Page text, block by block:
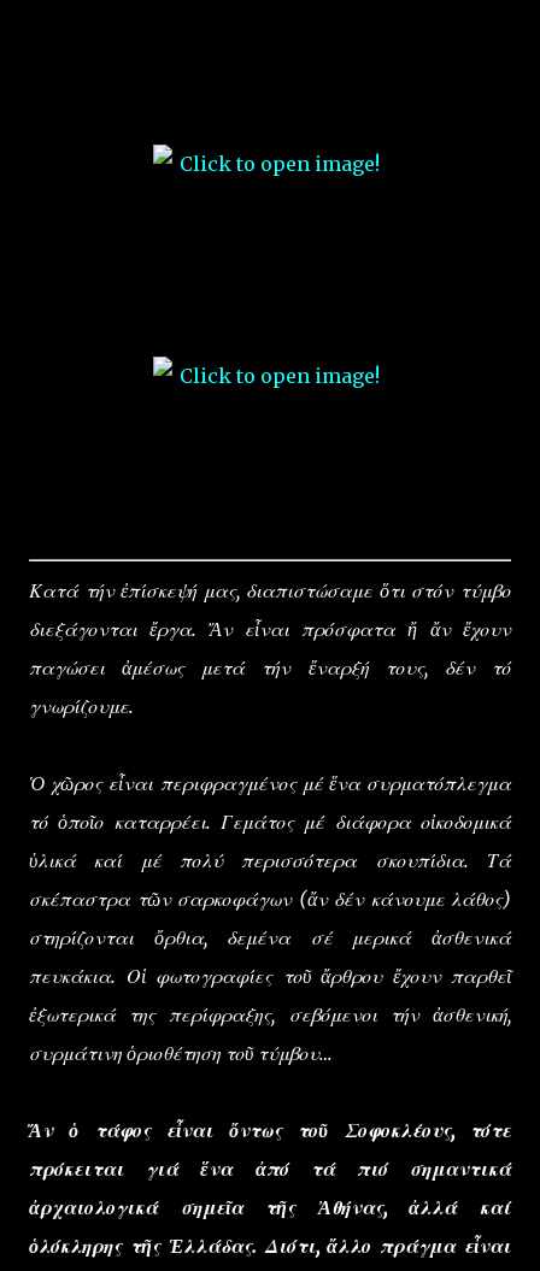
Κατά τήν ἐπίσκεψή μας, διαπιστώσαμε ὅτι στόν τύμβο
διεξάγονται ἔργα. Ἄν εἶναι πρόσφατα ἤ ἄν ἔχουν
παγώσει ἀμέσως μετά τήν ἔναρξή τους, δέν τό
γνωρίζουμε.
Ὁ χῶρος εἶναι περιφραγμένος μέ ἕνα συρματόπλεγμα
τό ὁποῖο καταρρέει. Γεμάτος μέ διάφορα οἰκοδομικά
ὑλικά καί μέ πολύ περισσότερα σκουπίδια. Τά
σκέπαστρα τῶν σαρκοφάγων (ἄν δέν κάνουμε λάθος)
στηρίζονται ὄρθια, δεμένα σέ μερικά ἀσθενικά
πευκάκια. Οἱ φωτογραφίες τοῦ ἄρθρου ἔχουν παρθεῖ
ἐξωτερικά της περίφραξης, σεβόμενοι τήν ἀσθενική,
συρμάτινη ὁριοθέτηση τοῦ τύμβου…
Ἄν ὁ τάφος εἶναι ὄντως τοῦ Σοφοκλέους, τότε
πρόκειται γιά ἕνα ἀπό τά πιό σημαντικά
ἀρχαιολογικά σημεῖα τῆς Ἀθήνας, ἀλλά καί
ὁλόκληρης τῆς Ἑλλάδας. Διότι, ἄλλο πράγμα εἶναι